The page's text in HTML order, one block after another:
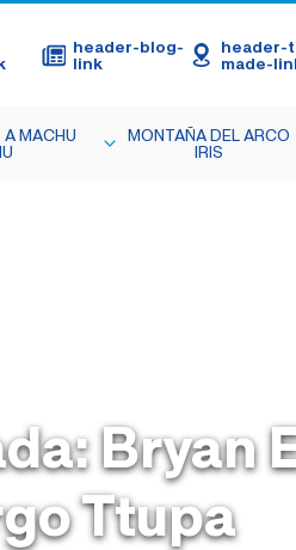
header-blog-
link
header-
made-
A MACHU
MONTAÑA DEL ARCO
IRIS
Bryan
Ttupa